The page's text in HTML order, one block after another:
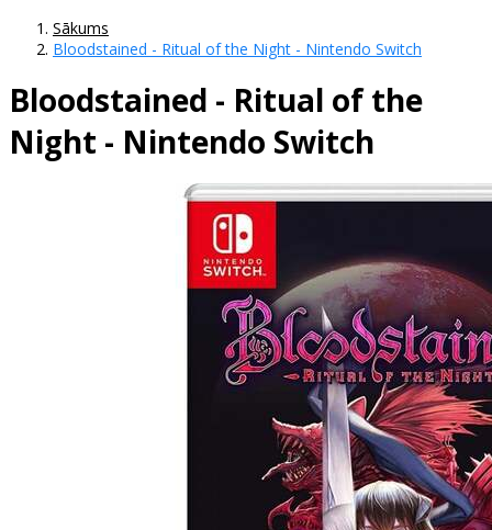
Sākums
Bloodstained - Ritual of the Night - Nintendo Switch
Bloodstained - Ritual of the
Night - Nintendo Switch